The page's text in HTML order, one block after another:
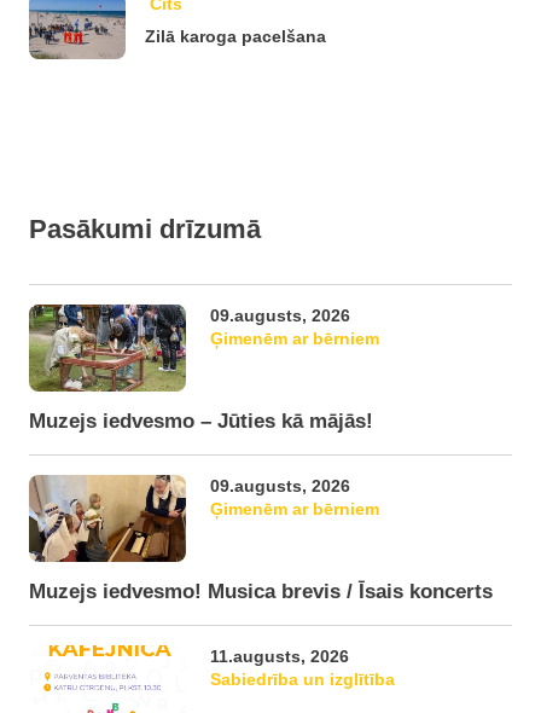
Zilā karoga pacelšana
Pasākumi drīzumā
09.augusts, 2026
Ģimenēm ar bērniem
Muzejs iedvesmo – Jūties kā mājās!
09.augusts, 2026
Ģimenēm ar bērniem
Muzejs iedvesmo! Musica brevis / Īsais koncerts
11.augusts, 2026
Sabiedrība un izglītība